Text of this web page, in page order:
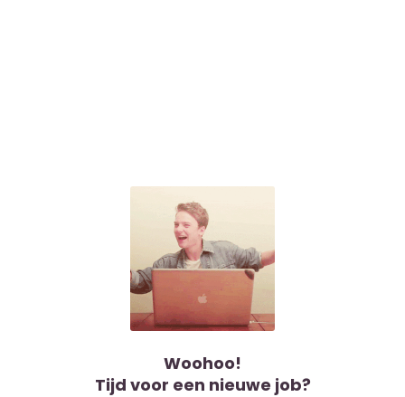
Woohoo!
Tijd voor een nieuwe job?